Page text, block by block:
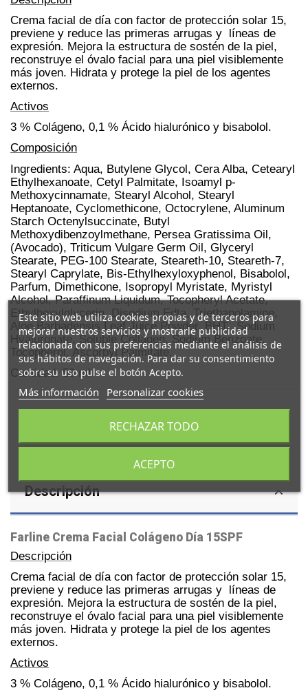
Crema facial de día con factor de protección solar 15,
previene y reduce las primeras arrugas y líneas de
expresión. Mejora la estructura de sostén de la piel,
reconstruye el óvalo facial para una piel visiblemente
más joven. Hidrata y protege la piel de los agentes
externos.
Activos
3 % Colágeno, 0,1 % Ácido hialurónico y bisabolol.
Composición
Ingredients: Aqua, Butylene Glycol, Cera Alba, Cetearyl
Ethylhexanoate, Cetyl Palmitate, Isoamyl p-
Methoxycinnamate, Stearyl Alcohol, Stearyl
Heptanoate, Cyclomethicone, Octocrylene, Aluminum
Starch Octenylsuccinate, Butyl
Methoxydibenzoylmethane, Persea Gratissima Oil,
(Avocado), Triticum Vulgare Germ Oil, Glyceryl
Stearate, PEG-100 Stearate, Steareth-10, Steareth-7,
Stearyl Caprylate, Bis-Ethylhexyloxyphenol, Bisabolol,
Parfum, Dimethicone, Isopropyl Myristate, Myristyl
Alcohol, Paraffinum Liquidum, Tocopheryl Acetate,
Ethylhexylglycerin, Disodium Edta, Triethanolamine,
Aloe Barbadensis Leaf Juice Powder, BHT, Sodium
Hyaluronate, Soluble Collagen, Sodium Benzoate,
Tocopherol, Ascorbyl Palmitate.
Cantidad: 50 ml
Descripción
Farline Crema Facial Colágeno Día 15SPF
Descripción
Crema facial de día con factor de protección solar 15,
previene y reduce las primeras arrugas y líneas de
expresión. Mejora la estructura de sostén de la piel,
reconstruye el óvalo facial para una piel visiblemente
más joven. Hidrata y protege la piel de los agentes
externos.
Activos
3 % Colágeno, 0,1 % Ácido hialurónico y bisabolol.
Este sitio web utiliza cookies propias y de terceros para
mejorar nuestros servicios y mostrarle publicidad
relacionada con sus preferencias mediante el análisis de
sus hábitos de navegación. Para dar su consentimiento
sobre su uso pulse el botón Acepto.
Más información Personalizar cookies
RECHAZAR TODO
ACEPTO